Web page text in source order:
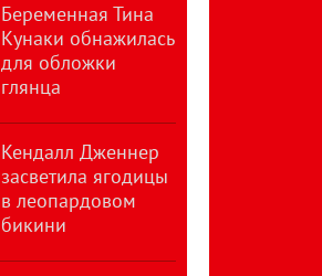
Беременная Тина
Кунаки обнажилась
для обложки
глянца
Кендалл Дженнер
засветила ягодицы
в леопардовом
бикини